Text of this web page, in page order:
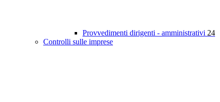
Provvedimenti dirigenti - amministrativi 24
Controlli sulle imprese